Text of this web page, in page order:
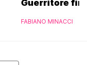
Guerritore
l’esclusiva di
FABIANO MINACCI